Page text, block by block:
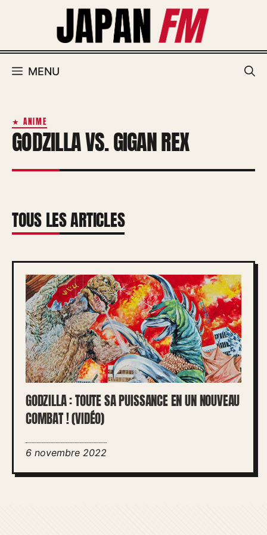
MENU
★ ANIME
GODZILLA VS. GIGAN REX
TOUS LES ARTICLES
GODZILLA : TOUTE SA PUISSANCE EN UN NOUVEAU
COMBAT ! (VIDÉO)
6 novembre 2022